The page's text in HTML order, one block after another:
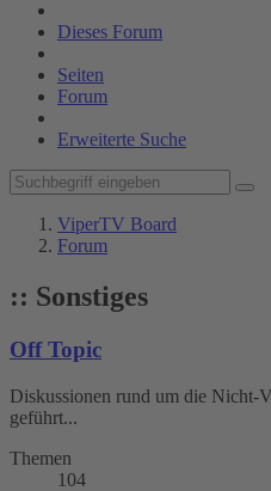
Dieses Forum
Seiten
Forum
Erweiterte Suche
ViperTV Board
Forum
:: Sonstiges
Off Topic
Diskussionen rund um die Nicht-
geführt...
Themen
104